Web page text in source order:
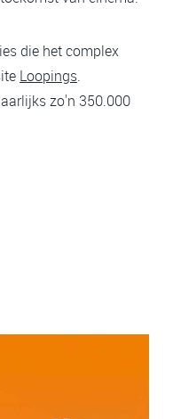
die het complex
Loopings.
zo'n 350.000